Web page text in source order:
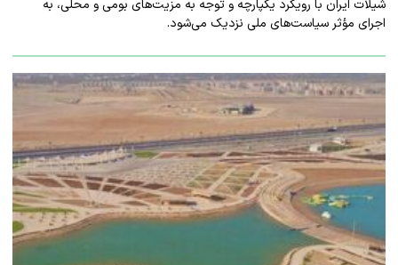
شیلات ایران با رویکرد یکپارچه و توجه به مزیت‌های بومی و محلی، به
اجرای مؤثر سیاست‌های ملی نزدیک می‌شود.